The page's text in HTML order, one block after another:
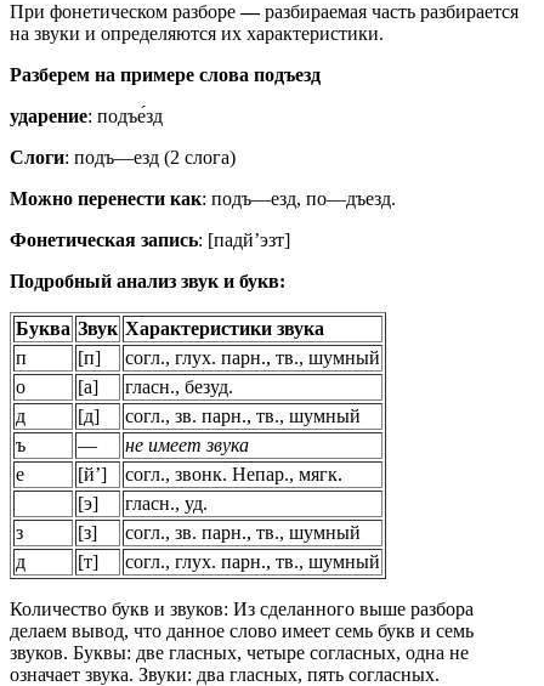
При фонетическом разборе—разбираемая часть разбирается
на звуки и определяются их характеристики.
Разберем на примере слова подъезд
ударение: подъе́зд
Слоги: подъ—езд (2 слога)
Можно перенести как: подъ—езд, по—дъезд.
Фонетическая запись: [падй’эзт]
Подробный анализ звук и букв:
Буква Звук Характеристики звука
п
[п]
согл., глух. парн., тв., шумный
о
[а]
гласн., безуд.
д
[д]
согл., зв. парн., тв., шумный
ъ
—
не имеет звука
е
[й’]
согл., звонк. Непар., мягк.
[э]
гласн., уд.
з
[з]
согл., зв. парн., тв., шумный
д
[т] согл., глух. парн., тв., шумный
Количество букв и звуков: Из сделанного выше разбора
делаем вывод, что данное слово имеет семь букв и семь
звуков. Буквы: две гласных, четыре согласных, одна не
означает звука. Звуки: два гласных, пять согласных.